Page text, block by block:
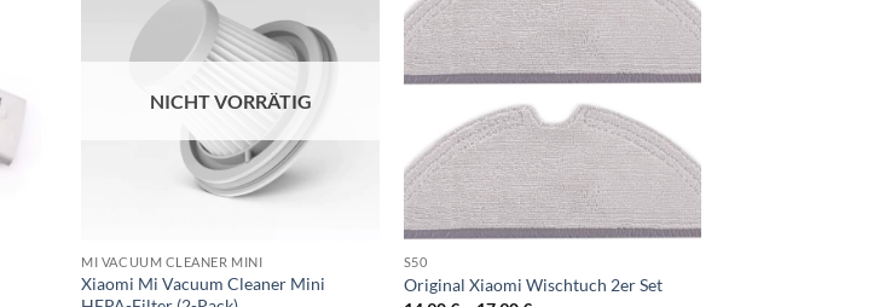
wishlist
NICHT VORRÄTIG
MI VACUUM CLEANER MINI
Xiaomi Mi Vacuum Cleaner Mini
Add to
wishlist
S50
Original Xiaomi Wischtuch 2er Set